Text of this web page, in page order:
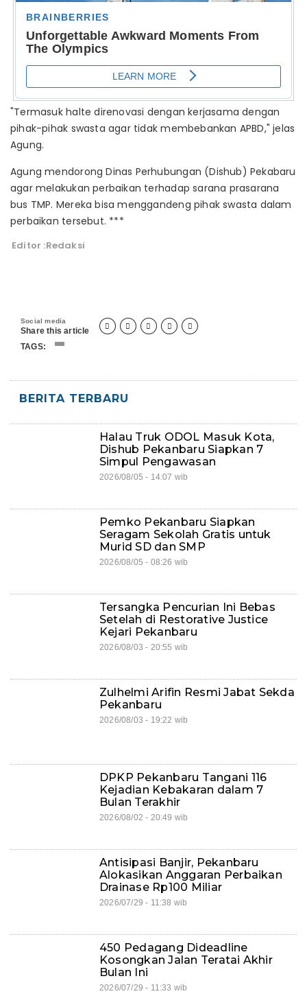
"Termasuk halte direnovasi dengan kerjasama dengan
pihak-pihak swasta agar tidak membebankan APBD," jelas
Agung.
Agung mendorong Dinas Perhubungan (Dishub) Pekabaru
agar melakukan perbaikan terhadap sarana prasarana
bus TMP. Mereka bisa menggandeng pihak swasta dalam
perbaikan tersebut. ***
Editor :Redaksi
Social media
Share this article     
TAGS:
BERITA TERBARU
Halau Truk ODOL Masuk Kota,
Dishub Pekanbaru Siapkan 7
Simpul Pengawasan
2026/08/05 - 14:07 wib
Pemko Pekanbaru Siapkan
Seragam Sekolah Gratis untuk
Murid SD dan SMP
2026/08/05 - 08:26 wib
Tersangka Pencurian Ini Bebas
Setelah di Restorative Justice
Kejari Pekanbaru
2026/08/03 - 20:55 wib
Zulhelmi Arifin Resmi Jabat Sekda
Pekanbaru
2026/08/03 - 19:22 wib
DPKP Pekanbaru Tangani 116
Kejadian Kebakaran dalam 7
Bulan Terakhir
2026/08/02 - 20:49 wib
Antisipasi Banjir, Pekanbaru
Alokasikan Anggaran Perbaikan
Drainase Rp100 Miliar
2026/07/29 - 11:38 wib
450 Pedagang Dideadline
Kosongkan Jalan Teratai Akhir
Bulan Ini
2026/07/29 - 11:33 wib